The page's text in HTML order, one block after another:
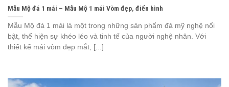
Mẫu Mộ đá 1 mái – Mẫu Mộ 1 mái Vòm đẹp, điển hình
Mẫu Mộ đá 1 mái là một trong những sản phẩm đá mỹ nghệ nổi
bật, thể hiện sự khéo léo và tinh tế của người nghệ nhân. Với
thiết kế mái vòm đẹp mắt, [...]